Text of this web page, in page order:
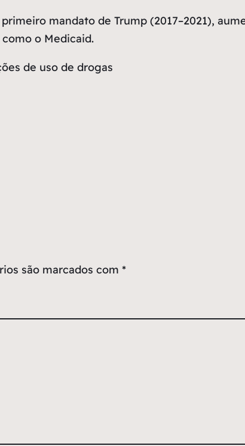
mandato de Trump (2017–2021),
o Medicaid.
de uso de drogas
são marcados com *